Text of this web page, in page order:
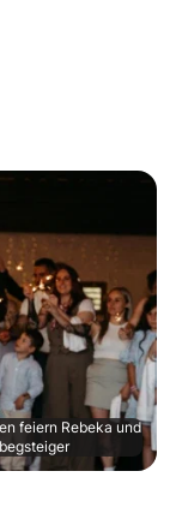
feiern Rebeka und